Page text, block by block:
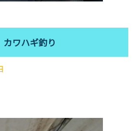
カワハギ釣り